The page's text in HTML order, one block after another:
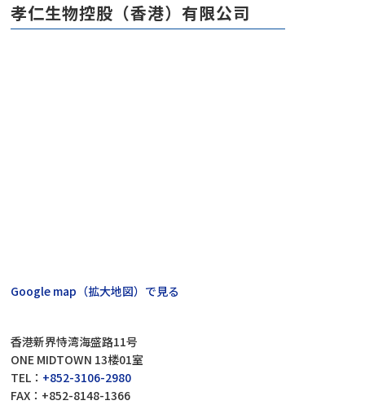
孝仁生物控股（香港）有限公司
Google map（拡大地図）で見る
香港新界恃湾海盛路11号
ONE MIDTOWN 13楼01室
TEL： +852-3106-2980
FAX：+852-8148-1366